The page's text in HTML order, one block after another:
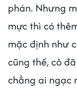
phán. Nhưng
mực thì có
mặc định như
cũng thế, cô
chẳng ai ngạc